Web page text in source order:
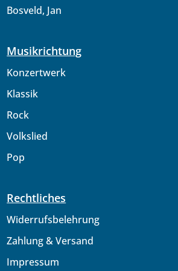
Bosveld, Jan
Musikrichtung
Konzertwerk
Klassik
Rock
Volkslied
Pop
Rechtliches
Widerrufsbelehrung
Zahlung & Versand
Impressum